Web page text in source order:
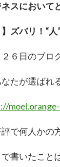
ネスにおいて
】ズバリ！“
６日のブロ
なたが選ば
で何人かの
で書いたこと